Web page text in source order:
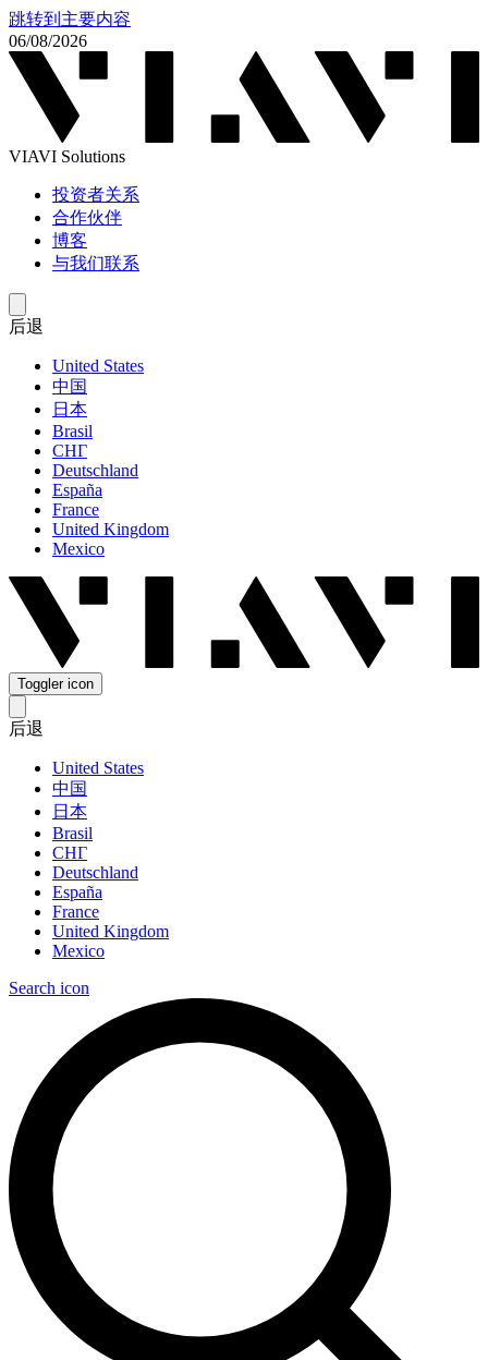
跳转到主要内容
06/08/2026
VIAVI Solutions
投资者关系
合作伙伴
博客
与我们联系
后退
United States
中国
日本
Brasil
СНГ
Deutschland
España
France
United Kingdom
Mexico
Toggler icon
后退
United States
中国
日本
Brasil
СНГ
Deutschland
España
France
United Kingdom
Mexico
Search icon